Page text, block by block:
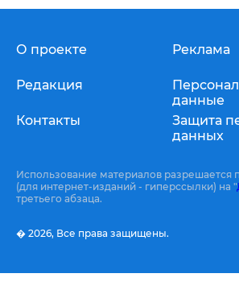
О проекте
Редакция
Контакты
Реклама
данные
Защита
данных
Использование материалов разрешается
(для интернет-изданий - гиперссылки) на "
третьего абзаца.
� 2026, Все права защищены.